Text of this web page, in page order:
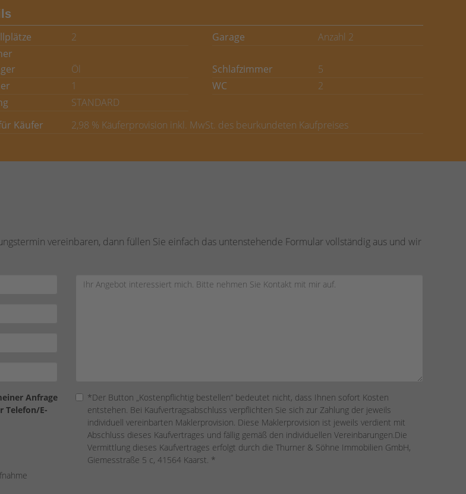
2 Garage
Anzahl 2
Öl Schlafzimmer
5
1 WC
2
STANDARD
Käufer
2,98 % Käuferprovision inkl. MwSt. des beurkundeten Kaufpreises
vereinbaren, dann füllen Sie einfach das untenstehende Formular vollständig aus und wir
Anfrage
Telefon/E-
*Der Button „Kostenpflichtig bestellen“ bedeutet nicht, dass Ihnen sofort Kosten
entstehen. Bei Kaufvertragsabschluss verpflichten Sie sich zur Zahlung der jeweils
individuell vereinbarten Maklerprovision. Diese Maklerprovision ist jeweils verdient mit
Abschluss dieses Kaufvertrages und fällig gemäß den individuellen Vereinbarungen.Die
Vermittlung dieses Kaufvertrages erfolgt durch die Thurner & Söhne Immobilien GmbH,
Giemesstraße 5 c, 41564 Kaarst. *